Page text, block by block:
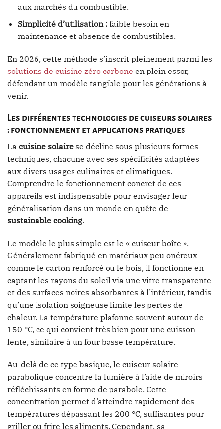
aux marchés du combustible.
Simplicité d’utilisation : faible besoin en
maintenance et absence de combustibles.
En 2026, cette méthode s’inscrit pleinement parmi les
solutions de cuisine zéro carbone en plein essor,
défendant un modèle tangible pour les générations à
venir.
Les différentes technologies de cuiseurs solaires
: fonctionnement et applications pratiques
La cuisine solaire se décline sous plusieurs formes
techniques, chacune avec ses spécificités adaptées
aux divers usages culinaires et climatiques.
Comprendre le fonctionnement concret de ces
appareils est indispensable pour envisager leur
généralisation dans un monde en quête de
sustainable cooking.
Le modèle le plus simple est le « cuiseur boîte ».
Généralement fabriqué en matériaux peu onéreux
comme le carton renforcé ou le bois, il fonctionne en
captant les rayons du soleil via une vitre transparente
et des surfaces noires absorbantes à l’intérieur, tandis
qu’une isolation soigneuse limite les pertes de
chaleur. La température plafonne souvent autour de
150 °C, ce qui convient très bien pour une cuisson
lente, similaire à un four basse température.
Au-delà de ce type basique, le cuiseur solaire
parabolique concentre la lumière à l’aide de miroirs
réfléchissants en forme de parabole. Cette
concentration permet d’atteindre rapidement des
températures dépassant les 200 °C, suffisantes pour
griller ou frire les aliments. Cependant, sa